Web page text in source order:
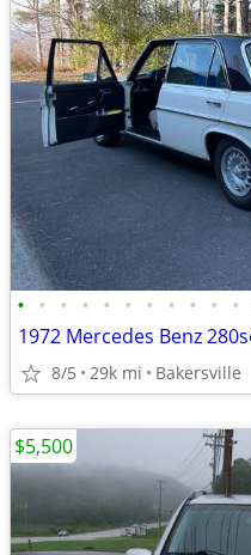
• • • • • • • • • • •
1972 Mercedes Benz
8/5 29k mi Bakersville
$5,500